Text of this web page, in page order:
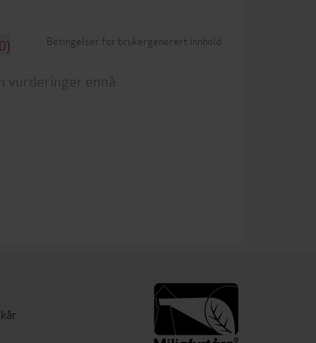
Betingelser for brukergenerert innhold
vurderinger ennå